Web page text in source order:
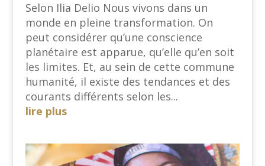
Selon Ilia Delio Nous vivons dans un
monde en pleine transformation. On
peut considérer qu’une conscience
planétaire est apparue, qu’elle qu’en soit
les limites. Et, au sein de cette commune
humanité, il existe des tendances et des
courants différents selon les...
lire plus